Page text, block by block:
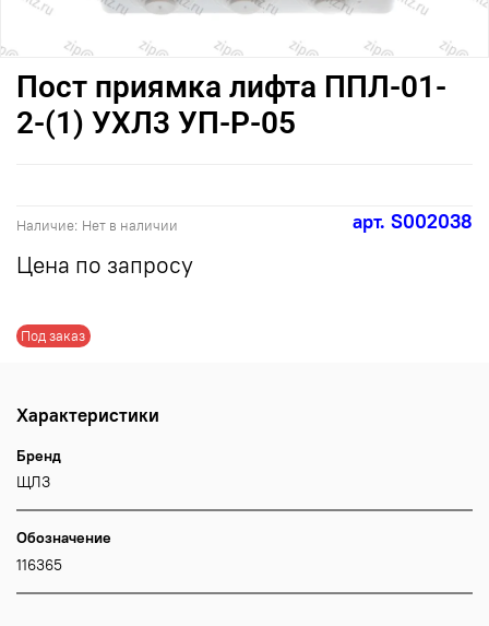
арт. S002038
Наличие: Нет в наличии
Под заказ
Пост приямка лифта ППЛ-01-
2-(1) УХЛ3 УП-Р-05
Цена по запросу
Характеристики
Бренд
ЩЛЗ
Обозначение
116365